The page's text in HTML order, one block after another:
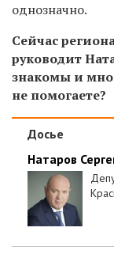
однозначно.
Сейчас
руководит
знакомы и
не помогаете?
Досье
Натаров